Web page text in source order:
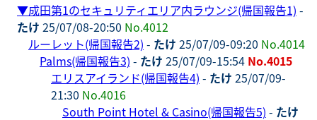
▼成田第1のセキュリティエリア内ラウンジ(帰国報告1) -
たけ 25/07/08-20:50 No.4012
ルーレット(帰国報告2) - たけ 25/07/09-09:20 No.4014
Palms(帰国報告3) - たけ 25/07/09-15:54 No.4015
エリスアイランド(帰国報告4) - たけ 25/07/09-
21:30 No.4016
South Point Hotel & Casino(帰国報告5) - たけ